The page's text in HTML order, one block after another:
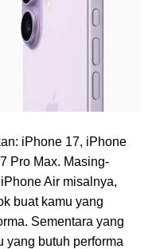
iPhone 17, iPhone
Pro Max. Masing-
Air misalnya,
buat kamu yang
Sementara yang
yang butuh performa